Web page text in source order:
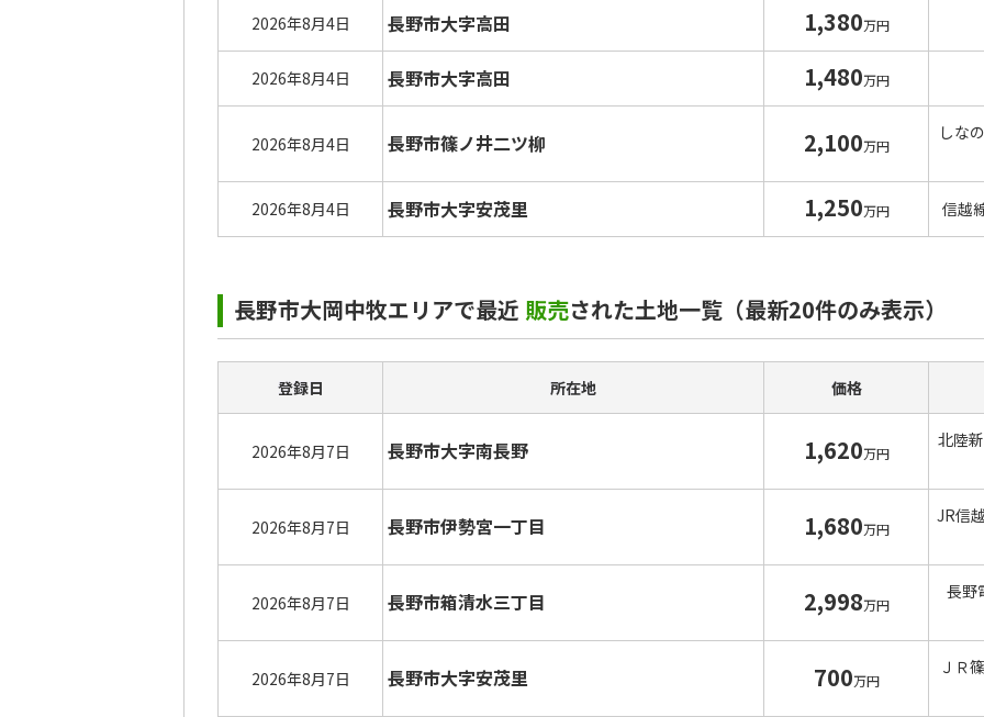
2026年8月4日 長野市大字高田 1,380万円
2026年8月4日 長野市大字高田 1,480万円
2026年8月4日 長野市篠ノ井二ツ柳 2,100万円
しな
2026年8月4日 長野市大字安茂里 1,250万円 信越
長野市大岡中牧エリアで最近 販売された土地一覧（最新20件のみ表示）
登録日 所在地 価格
2026年8月7日 長野市大字南長野 1,620万円
北陸
2026年8月7日 長野市伊勢宮一丁目 1,680万円
JR信
2026年8月7日 長野市箱清水三丁目 2,998万円
長野
2026年8月7日 長野市大字安茂里 700万円
ＪＲ